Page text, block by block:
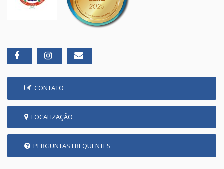
CONTATO
LOCALIZAÇÃO
PERGUNTAS FREQUENTES